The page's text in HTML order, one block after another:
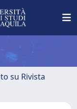
su Rivista